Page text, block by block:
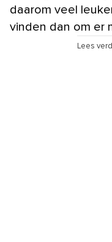
daarom veel
vinden dan om er
Lees